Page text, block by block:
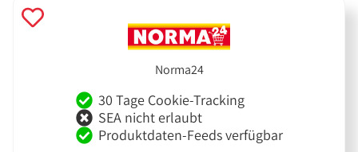
Norma24
30 Tage Cookie-Tracking
SEA nicht erlaubt
Produktdaten-Feeds verfügbar